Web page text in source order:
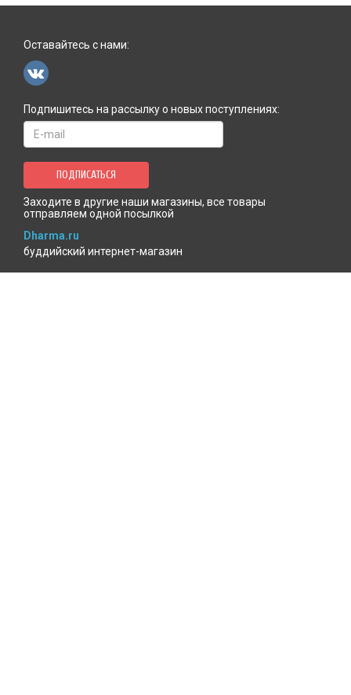
Оставайтесь с нами:
Подпишитесь на рассылку о новых поступлениях:
ПОДПИСАТЬСЯ
Заходите в другие наши магазины, все товары
отправляем одной посылкой
Dharma.ru
буддийский интернет-магазин